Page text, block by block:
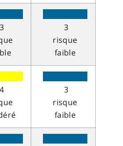
3
3
risque
faible
4
3
risque
faible